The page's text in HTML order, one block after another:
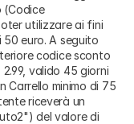
(Codice
utilizzare ai fini
50 euro. A seguito
codice sconto
valido 45 giorni
Carrello minimo di 75
riceverà un
del valore di